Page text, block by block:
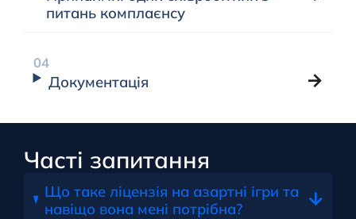
питань комплаєнсу
Документація
Часті запитання
Що таке ліцензія на азартні ігри та
навіщо вона мені потрібна?